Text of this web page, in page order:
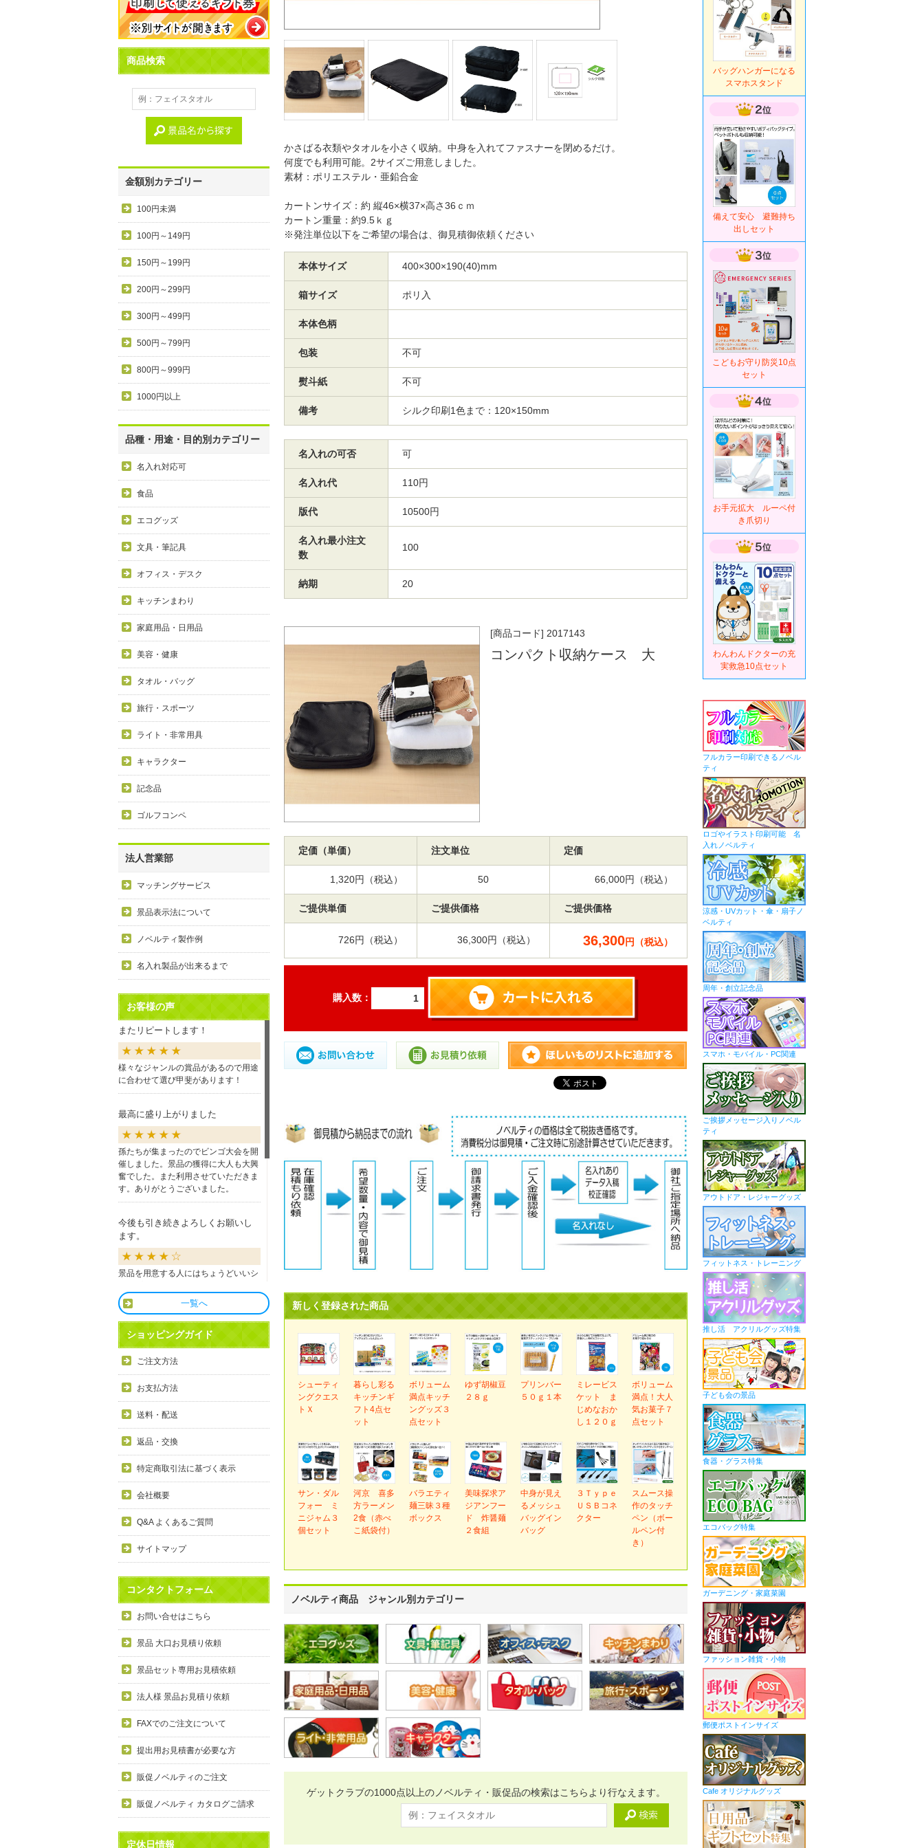
商品検索
金額別カテゴリー
100円未満
100円～149円
150円～199円
200円～299円
300円～499円
500円～799円
800円～999円
1000円以上
品種・用途・目的別カテゴリー
名入れ対応可
食品
エコグッズ
文具・筆記具
オフィス・デスク
キッチンまわり
家庭用品・日用品
美容・健康
タオル・バッグ
旅行・スポーツ
ライト・非常用具
キャラクター
記念品
ゴルフコンペ
法人営業部
マッチングサービス
景品表示法について
ノベルティ製作例
名入れ製品が出来るまで
お客様の声
またリピートします！
様々なジャンルの賞品があるので用途
に合わせて選び甲斐があります！
最高に盛り上がりました
孫たちが集まったのでビンゴ大会を開
催しました。景品の獲得に大人も大興
奮でした。また利用させていただきま
す。ありがとうございました。
今後も引き続きよろしくお願いし
ます。
景品を用意する人にはちょうどいいシ
良かったです
商品も直ぐに届き、一つづづ丁寧に梱
まりのビンゴで利用しましたが、みん
な喜んでもらえました。
利用しやすい
目録景品をよく利用しています。豪華
す。手配が早いので便利です。
一覧へ
ショッピングガイド
ご注文方法
お支払方法
送料・配送
返品・交換
特定商取引法に基づく表示
会社概要
Q&A よくあるご質問
サイトマップ
コンタクトフォーム
お問い合せはこちら
景品 大口お見積り依頼
景品セット専用お見積依頼
法人様 景品お見積り依頼
FAXでのご注文について
提出用お見積書が必要な方
販促ノベルティのご注文
販促ノベルティ カタログご請求
定休日情報
かさばる衣類やタオルを小さく収納。中身を入れてファスナーを閉めるだけ。
何度でも利用可能。2サイズご用意しました。
素材：ポリエステル・亜鉛合金
カートンサイズ：約 縦46×横37×高さ36ｃｍ
カートン重量：約9.5ｋｇ
※発注単位以下をご希望の場合は、御見積御依頼ください
本体サイズ 400×300×190(40)mm
箱サイズ ポリ入
本体色柄
包装 不可
熨斗紙 不可
備考 シルク印刷1色まで：120×150mm
名入れの可否 可
名入れ代 110円
版代 10500円
名入れ最小注文
数
100
納期 20
[商品コード] 2017143
コンパクト収納ケース 大
定価（単価） 注文単位 定価
1,320円（税込） 50 66,000円（税込）
ご提供単価 ご提供価格 ご提供価格
726円（税込） 36,300円（税込） 36,300円（税込）
購入数：
新しく登録された商品
シューティ
ングクエス
トＸ
暮らし彩る
キッチンギ
フト4点セ
ット
ボリューム
満点キッチ
ングッズ３
点セット
ゆず胡椒豆
２８ｇ
プリンバー
５０ｇ１本
ミレービス
ケット ま
じめなおか
し１２０ｇ
ボリューム
満点！大人
気お菓子７
点セット
サン・ダル
フォー ミ
ニジャム３
個セット
河京 喜多
方ラーメン
2食（赤べ
こ紙袋付）
バラエティ
麺三昧３種
ボックス
美味探求ア
ジアンフー
ド 炸醤麺
２食組
中身が見え
るメッシュ
バッグイン
バッグ
３Ｔｙｐｅ
ＵＳＢコネ
クター
スムース操
作のタッチ
ペン（ボー
ルペン付
き）
ノベルティ商品 ジャンル別カテゴリー
ゲットクラブの1000点以上のノベルティ・販促品の検索はこちらより行なえます。
バッグハンガーになる
スマホスタンド
備えて安心 避難持ち
出しセット
こどもお守り防災10点
セット
お手元拡大 ルーペ付
き爪切り
わんわんドクターの充
実救急10点セット
フルカラー印刷できるノベル
ティ
ロゴやイラスト印刷可能 名
入れノベルティ
涼感・UVカット・傘・扇子ノ
ベルティ
周年・創立記念品
スマホ・モバイル・PC関連
ご挨拶メッセージ入りノベル
ティ
アウトドア・レジャーグッズ
フィットネス・トレーニング
推し活 アクリルグッズ特集
子ども会の景品
食器・グラス特集
エコバッグ特集
ガーデニング・家庭菜園
ファッション雑貨・小物
郵便ポストインサイズ
Cafe オリジナルグッズ